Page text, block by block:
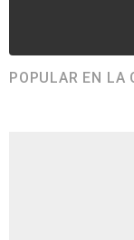
POPULAR EN LA